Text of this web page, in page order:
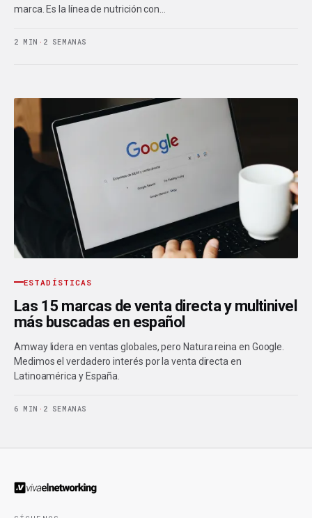
marca. Es la línea de nutrición con…
2 MIN · 2 SEMANAS
ESTADÍSTICAS
Las 15 marcas de venta directa y multinivel
más buscadas en español
Amway lidera en ventas globales, pero Natura reina en Google.
Medimos el verdadero interés por la venta directa en
Latinoamérica y España.
6 MIN · 2 SEMANAS